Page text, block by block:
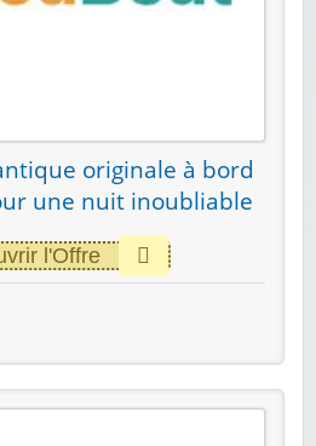
originale à bord
une nuit inoubliable
l'Offre